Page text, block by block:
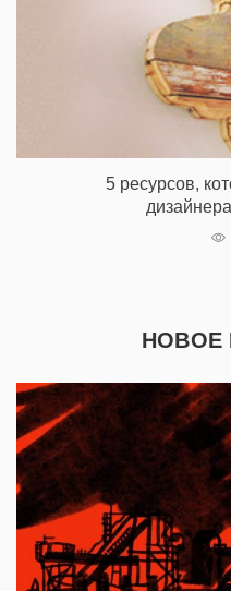
5 ресурсов,
НОВОЕ